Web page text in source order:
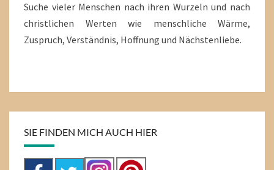
Suche vieler Menschen nach ihren Wurzeln und nach
christlichen Werten wie menschliche Wärme,
Zuspruch, Verständnis, Hoffnung und Nächstenliebe.
SIE FINDEN MICH AUCH HIER